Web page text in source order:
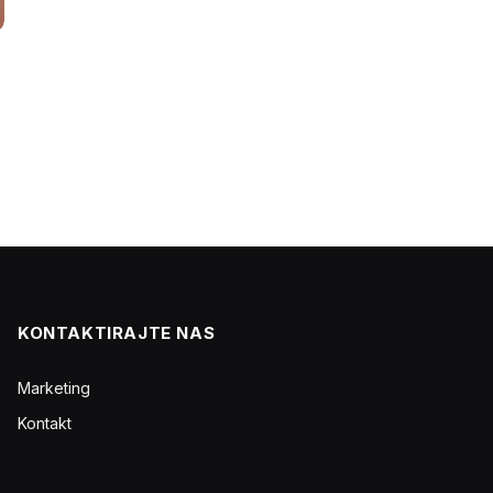
KONTAKTIRAJTE NAS
Marketing
Kontakt